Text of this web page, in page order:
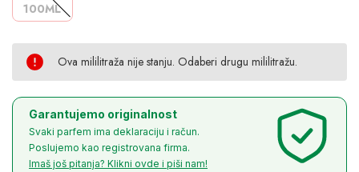
100ML
Current
Stock:
Ova mililitraža nije stanju. Odaberi drugu mililitražu.
Garantujemo originalnost
Svaki parfem ima deklaraciju i račun.
Poslujemo kao registrovana firma.
Imaš još pitanja? Klikni ovde i piši nam!